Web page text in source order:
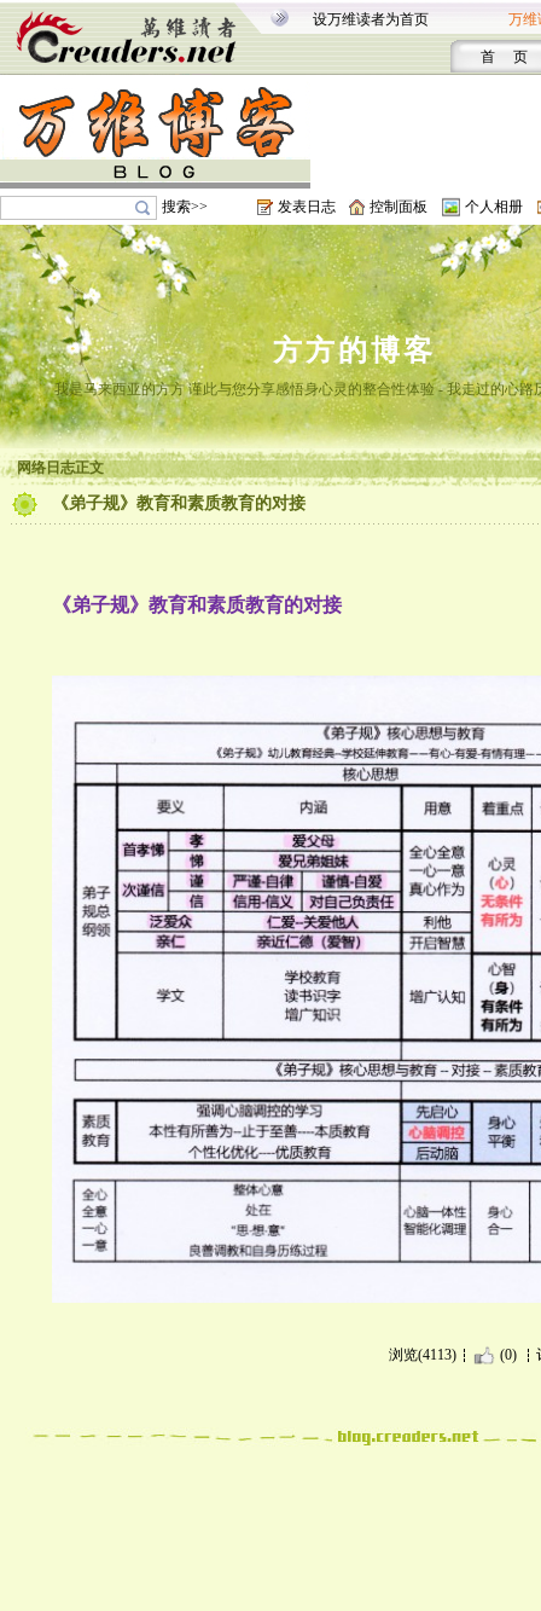
设万维读者为首页 万维
首 页
搜索>> 发表日志 控制面板 个人相册
方方的博客
我是马来西亚的方方 谨此与您分享感悟身心灵的整合性体验 - 我走过的心路
网络日志正文
《弟子规》教育和素质教育的对接
《弟子规》教育和素质教育的对接
浏览(4113) (0)